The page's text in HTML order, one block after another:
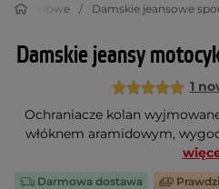
Damskie jeansowe
Damskie jeansy
1
Ochraniacze kolan
włóknem aramidowym,
Darmowa dostawa